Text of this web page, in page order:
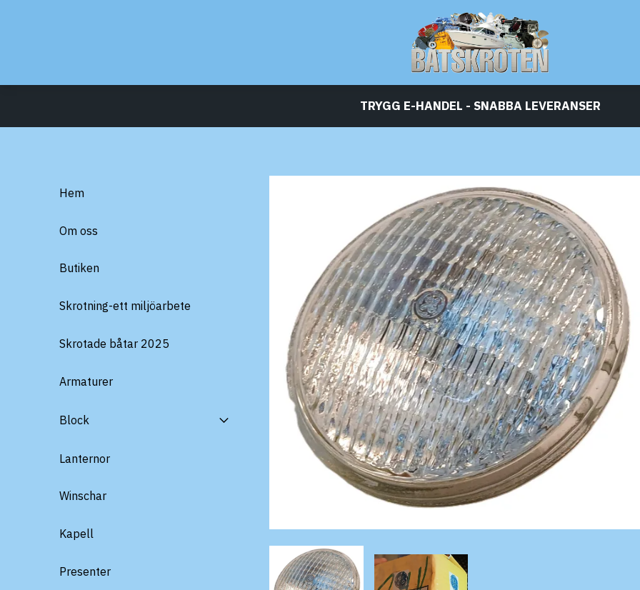
TRYGG E-HANDEL - SNABBA LEVERANSER
Hem
Om oss
Butiken
Skrotning-ett miljöarbete
Skrotade båtar 2025
Armaturer
Block
Lanternor
Winschar
Kapell
Presenter